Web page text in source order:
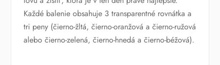
Každé balenie obsahuje 3 transparentné rovnátka a
tri peny (čierno-žltá, čierno-oranžová a čierno-ružová
alebo čierno-zelená, čierno-hnedá a čierno-béžová).